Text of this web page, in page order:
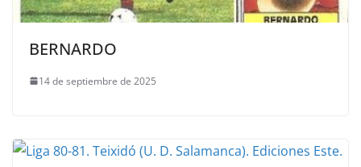
BERNARDO
14 de septiembre de 2025